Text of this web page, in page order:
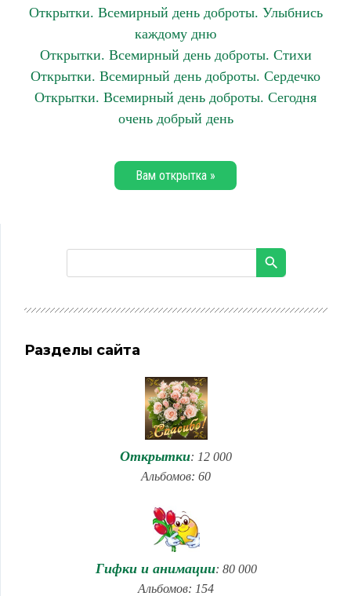
Открытки. Всемирный день доброты. Улыбнись
каждому дню
Открытки. Всемирный день доброты. Стихи
Открытки. Всемирный день доброты. Сердечко
Открытки. Всемирный день доброты. Сегодня
очень добрый день
Вам открытка »
Разделы сайта
Открытки: 12 000
Альбомов: 60
Гифки и анимации: 80 000
Альбомов: 154